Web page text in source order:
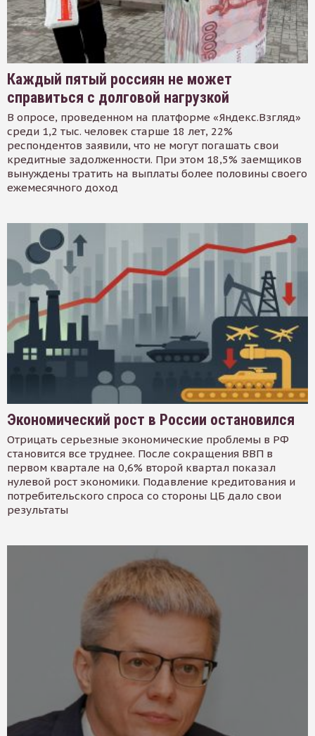
Каждый пятый россиян не может
справиться с долговой нагрузкой
В опросе, проведенном на платформе «Яндекс.Взгляд»
среди 1,2 тыс. человек старше 18 лет, 22%
респондентов заявили, что не могут погашать свои
кредитные задолженности. При этом 18,5% заемщиков
вынуждены тратить на выплаты более половины своего
ежемесячного доход
Экономический рост в России остановился
Отрицать серьезные экономические проблемы в РФ
становится все труднее. После сокращения ВВП в
первом квартале на 0,6% второй квартал показал
нулевой рост экономики. Подавление кредитования и
потребительского спроса со стороны ЦБ дало свои
результаты